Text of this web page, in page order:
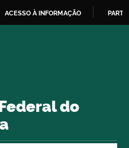
ACESSO À INFORMAÇÃO
do